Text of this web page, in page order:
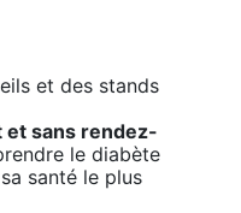
et des stands
sans rendez-
le diabète
santé le plus